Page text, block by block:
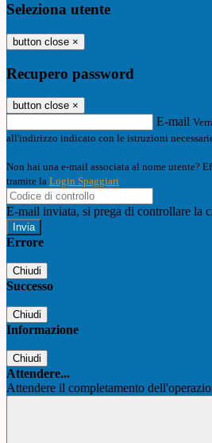
Seleziona utente
button close ×
Recupero password
button close ×
E-mail
all'indirizzo indicato con le istruzioni
Non hai una e-mail associata al nome utente?
tramite la Login Spaggiari
E-mail inviata, si prega di controllare la
Errore
Chiudi
Successo
Chiudi
Informazione
Chiudi
Attendere...
Attendere il completamento